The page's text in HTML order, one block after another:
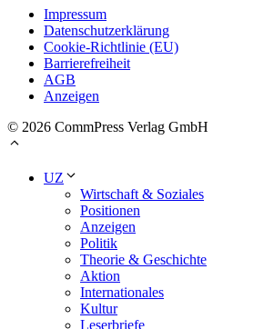
Impressum
Datenschutzerklärung
Cookie-Richtlinie (EU)
Barrierefreiheit
AGB
Anzeigen
© 2026 CommPress Verlag GmbH
UZ
Wirtschaft & Soziales
Positionen
Anzeigen
Politik
Theorie & Geschichte
Aktion
Internationales
Kultur
Leserbriefe